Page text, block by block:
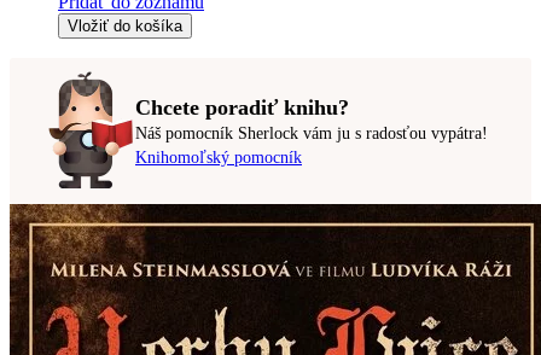
Vložiť do košíka
Chcete poradiť knihu?
Náš pomocník Sherlock vám ju s radosťou vypátra!
Knihomoľský pomocník